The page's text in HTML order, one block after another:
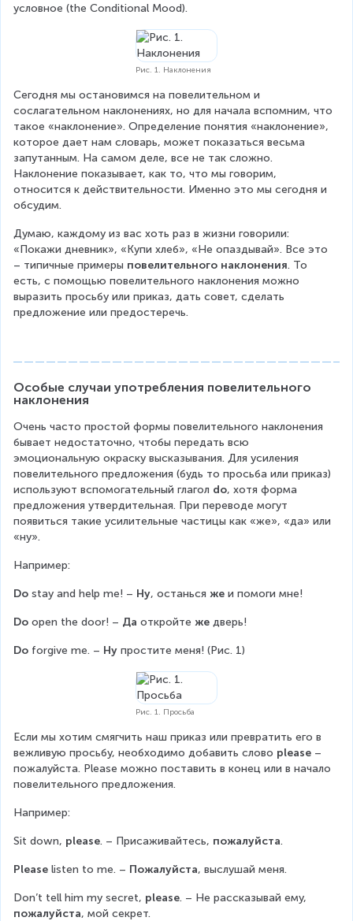
условное (the Conditional Mood).
Рис. 1. Наклонения
Сегодня мы остановимся на повелительном и
сослагательном наклонениях, но для начала вспомним, что
такое «наклонение». Определение понятия «наклонение»,
которое дает нам словарь, может показаться весьма
запутанным. На самом деле, все не так сложно.
Наклонение показывает, как то, что мы говорим,
относится к действительности. Именно это мы сегодня и
обсудим.
Думаю, каждому из вас хоть раз в жизни говорили:
«Покажи дневник», «Купи хлеб», «Не опаздывай». Все это
– типичные примеры повелительного наклонения. То
есть, с помощью повелительного наклонения можно
выразить просьбу или приказ, дать совет, сделать
предложение или предостеречь.
Особые случаи употребления повелительного
наклонения
Очень часто простой формы повелительного наклонения
бывает недостаточно, чтобы передать всю
эмоциональную окраску высказывания. Для усиления
повелительного предложения (будь то просьба или приказ)
используют вспомогательный глагол do, хотя форма
предложения утвердительная. При переводе могут
появиться такие усилительные частицы как «же», «да» или
«ну».
Например:
Do stay and help me! – Ну, останься же и помоги мне!
Do open the door! – Да откройте же дверь!
Do forgive me. – Ну простите меня! (Рис. 1)
Рис. 1. Просьба
Если мы хотим смягчить наш приказ или превратить его в
вежливую просьбу, необходимо добавить слово please –
пожалуйста. Please можно поставить в конец или в начало
повелительного предложения.
Например:
Sit down, please. – Присаживайтесь, пожалуйста.
Please listen to me. – Пожалуйста, выслушай меня.
Don’t tell him my secret, please. – Не рассказывай ему,
пожалуйста, мой секрет.